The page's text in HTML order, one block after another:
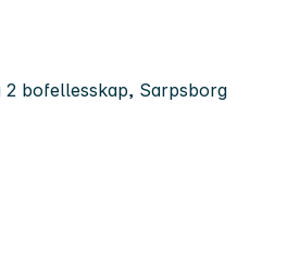
2 bofellesskap, Sarpsborg